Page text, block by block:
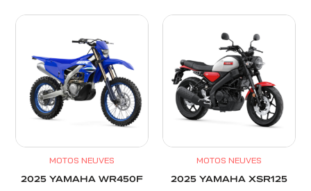
MOTOS NEUVES
2025 YAMAHA WR450F
MOTOS NEUVES
2025 YAMAHA XSR125